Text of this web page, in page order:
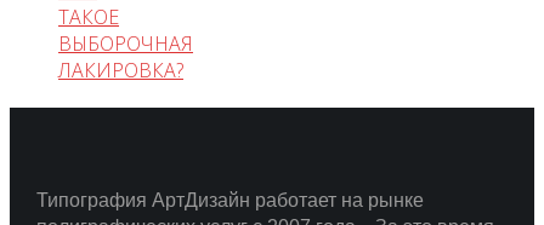
ТАКОЕ
ВЫБОРОЧНАЯ
ЛАКИРОВКА?
Типография АртДизайн работает на рынке